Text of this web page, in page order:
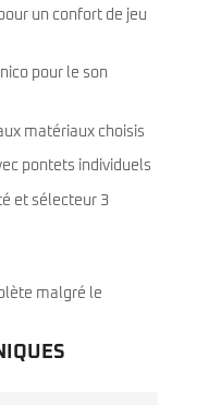
un confort de jeu
pour le son
matériaux choisis
pontets individuels
et sélecteur 3
malgré le